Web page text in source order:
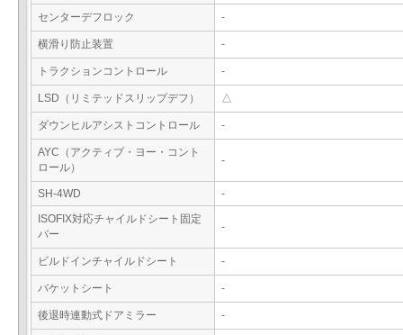
センターデフロック -
横滑り防止装置 -
トラクションコントロール -
LSD（リミテッドスリップデフ） △
ダウンヒルアシストコントロール -
AYC（アクティブ・ヨー・コント
ロール）
-
SH-4WD
-
ISOFIX対応チャイルドシート固定
バー
-
ビルドインチャイルドシート -
バケットシート -
後退時連動式ドアミラー -